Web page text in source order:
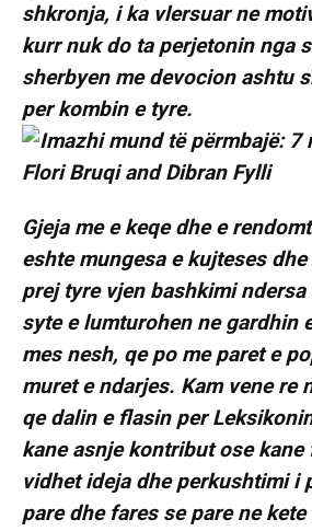
shkronja, i ka vlersuar ne
kurr nuk do ta perjetonin nga
sherbyen me devocion ashtu
per kombin e tyre.
Gjeja me e keqe dhe e
eshte mungesa e kujteses
prej tyre vjen bashkimi ndersa
syte e lumturohen ne gardhin
mes nesh, qe po me paret e
muret e ndarjes. Kam vene re
qe dalin e flasin per
kane asnje kontribut ose kane
vidhet ideja dhe perkushtimi i
pare dhe fares se pare ne